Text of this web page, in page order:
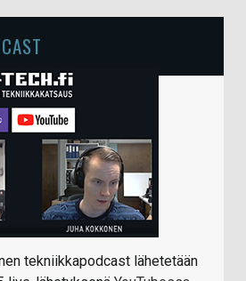
tekniikkapodcast lähetetään